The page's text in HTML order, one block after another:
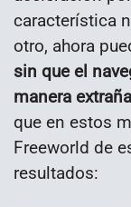
característica
otro, ahora
sin que el
manera
que en estos
Freeworld de
resultados: